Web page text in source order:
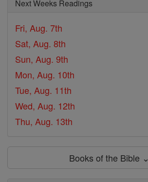
Next Weeks Readings
Fri, Aug. 7th
Sat, Aug. 8th
Sun, Aug. 9th
Mon, Aug. 10th
Tue, Aug. 11th
Wed, Aug. 12th
Thu, Aug. 13th
Books of the Bible ⌄